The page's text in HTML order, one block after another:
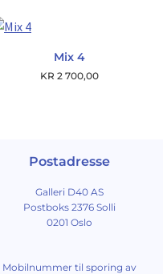
Mix 4
KR 2 700,00
Postadresse
Galleri D40 AS
Postboks 2376 Solli
0201 Oslo
Mobilnummer til sporing av